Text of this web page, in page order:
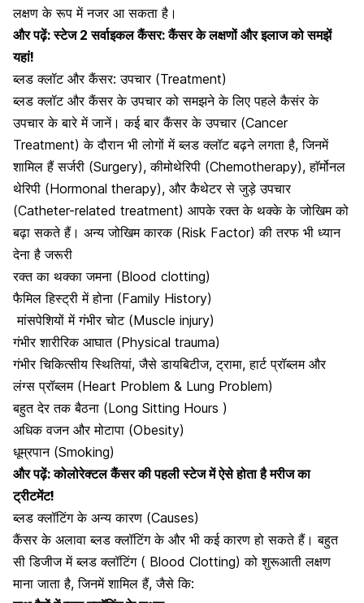
लक्षण के रूप में नजर आ सकता है।
और पढ़ें:स्टेज 2 सर्वाइकल कैंसर: कैंसर के लक्षणों और इलाज को समझें
यहां!
ब्लड क्लॉट और कैंसर: उपचार (Treatment)
ब्लड क्लॉट और कैंसर के उपचार को समझने के लिए पहले कैसंर के
उपचार के बारे में जानें। कई बार कैंसर के उपचार (Cancer
Treatment) के दौरान भी लोगों मेंब्लड क्लॉट बढ़ने लगता है, जिनमें
शामिल हैं सर्जरी (Surgery), कीमोथेरिपी (Chemotherapy), हाॅर्मोनल
थेरिपी (Hormonal therapy), और कैथेटर से जुड़े उपचार
(Catheter-related treatment) आपके रक्त के थक्के के जोखिम को
बढ़ा सकते हैं। अन्य जोखिम कारक (Risk Factor) की तरफ भी ध्यान
देना है जरूरी
रक्त का थक्का जमना (Blood clotting)
फैमिल हिस्ट्री में होना (Family History)
मांसपेशियों में गंभीर चोट(Muscle injury)
गंभीर शारीरिक आघात (Physical trauma)
गंभीर चिकित्सीय स्थितियां, जैसे डायबिटीज, ट्रामा, हार्ट प्रॉब्लम और
लंग्स प्रॉब्लम (Heart Problem & Lung Problem)
बहुत देर तक बैठना (Long Sitting Hours )
अधिक वजन और मोटापा (Obesity)
धूम्रपान (Smoking)
और पढ़ें:कोलोरेक्टल कैंसर की पहली स्टेज में ऐसे होता है मरीज का
ट्रीटमेंट!
ब्लड क्लॉटिंग के अन्य कारण (Causes)
कैंसर के अलावा ब्लड क्लॉटिंग के और भी कई कारण हो सकते हैं। बहुत
सी डिजीज में ब्लड क्लॉटिंग ( Blood Clotting) को शुरूआती लक्षण
माना जाता है, जिनमें शामिल हैं, जैसे कि: